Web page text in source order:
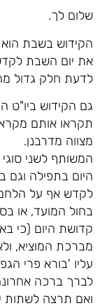
שלום לך.
הקידוש בשבת
את יום השבת
לדעת חלק גדול
גם הקידוש ביו"ט
תקראו אותם
מצווה מדרבנן.
המשותף לשני
היום בתפילה וגם
לקדש אף על
בחול המועד, או
קדושת היום (כי
מברכת המוציא,
עליו 'בורא פרי
לברך ברכה
ואם תרצה לשתות